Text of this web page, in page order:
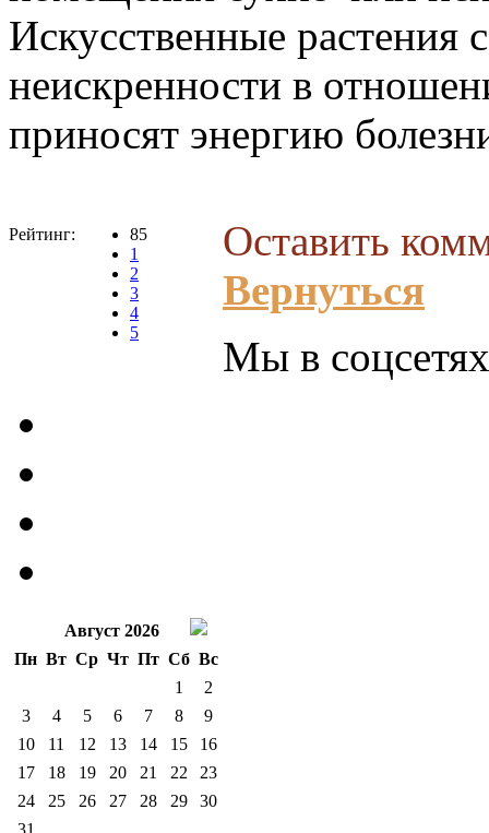
Искусственные растения
неискренности в
приносят энергию
Рейтинг:
85
1
2
3
4
5
Оставить
Вернуться
Мы в
Август 2026
Пн Вт Ср Чт Пт Сб Вс
1
2
3
4 5 6 7 8
9
10
11 12 13 14 15
16
17
18 19 20 21 22
23
24
25 26 27 28 29
30
31